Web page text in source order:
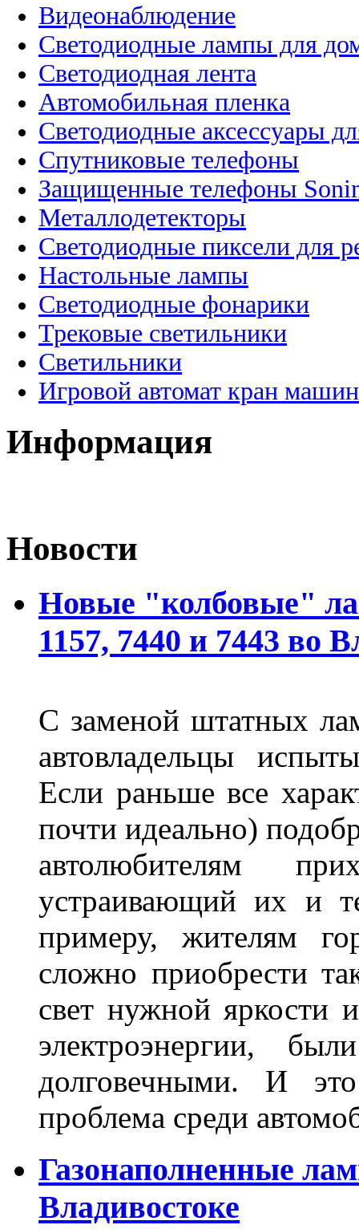
Видеонаблюдение
Светодиодные лампы для
Светодиодная лента
Автомобильная пленка
Светодиодные аксессуары
Спутниковые телефоны
Защищенные телефоны
Металлодетекторы
Светодиодные пиксели для
Настольные лампы
Светодиодные фонарики
Трековые светильники
Светильники
Игровой автомат кран
Информация
Новости
Новые "колбовые"
1157, 7440 и 7443 во
С заменой штатных
автовладельцы
Если раньше все
почти идеально)
автолюбителям
устраивающий их и
примеру, жителям
сложно приобрести
свет нужной яркости
электроэнергии,
долговечными. И
проблема среди
Газонаполненные
Владивостоке